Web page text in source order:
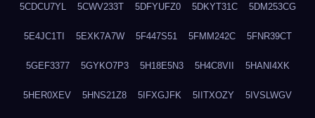
5CDCU7YL 5CWV233T 5DFYUFZ0 5DKYT31C 5DM253CG
5E4JC1TI 5EXK7A7W 5F447S51 5FMM242C 5FNR39CT
5GEF3377 5GYKO7P3 5H18E5N3 5H4C8VII 5HANI4XK
5HER0XEV 5HNS21Z8 5IFXGJFK 5IITXOZY 5IVSLWGV